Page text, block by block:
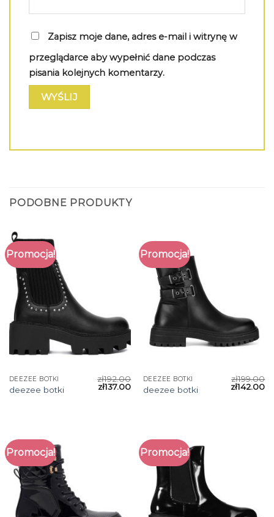
Zapisz moje dane, adres e-mail i witrynę w
przeglądarce aby wypełnić dane podczas
pisania kolejnych komentarzy.
PODOBNE PRODUKTY
Promocja!
DEEZEE BOTKI
deezee botki
zł192.00
zł137.00
Promocja!
DEEZEE BOTKI
deezee botki
zł199.00
zł142.00
Promocja! Promocja!